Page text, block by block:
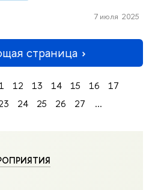
7 июля 2025
страница
12 13 14 15 16
17
24 25 26 27
...